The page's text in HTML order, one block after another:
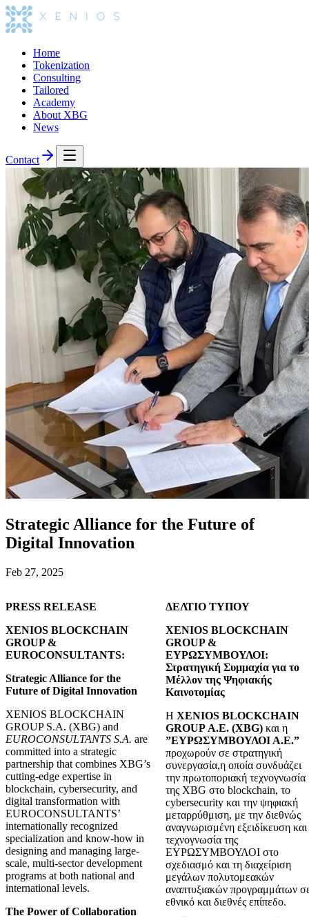
Home
Tokenization
Consulting
Tailored
Academy
About XBG
News
Contact
Strategic Alliance for the Future of
Digital Innovation
Feb 27, 2025
PRESS RELEASE
XENIOS BLOCKCHAIN
GROUP &
EUROCONSULTANTS:
Strategic Alliance for the
Future of Digital Innovation
XENIOS BLOCKCHAIN
GROUP S.A. (XBG) and
EUROCONSULTANTS S.A. are
committed into a strategic
partnership that combines XBG’s
cutting-edge expertise in
blockchain, cybersecurity, and
digital transformation with
EUROCONSULTANTS’
internationally recognized
specialization and know-how in
designing and managing large-
scale, multi-sector development
programs at both national and
international levels.
The Power of Collaboration
ΔΕΛΤΙΟ ΤΥΠΟΥ
XENIOS BLOCKCHAIN
GROUP &
ΕΥΡΩΣΥΜΒΟΥΛΟΙ:
Στρατηγική Συμμαχία για το
Μέλλον της Ψηφιακής
Καινοτομίας
H XENIOS BLOCKCHAIN
GROUP Α.Ε. (XBG) και η
”ΕΥΡΩΣΥΜΒΟΥΛΟΙ Α.Ε.”
προχωρούν σε στρατηγική
συνεργασία,η οποία συνδυάζει
την πρωτοποριακή τεχνογνωσία
της XBG στο blockchain, το
cybersecurity και την ψηφιακή
μεταρρύθμιση, με την διεθνώς
αναγνωρισμένη εξειδίκευση και
τεχνογνωσία της
ΕΥΡΩΣΥΜΒΟΥΛΟΙ στο
σχεδιασμό και τη διαχείριση
μεγάλων πολυτομεακών
αναπτυξιακών προγραμμάτων
εθνικό και διεθνές επίπεδο.